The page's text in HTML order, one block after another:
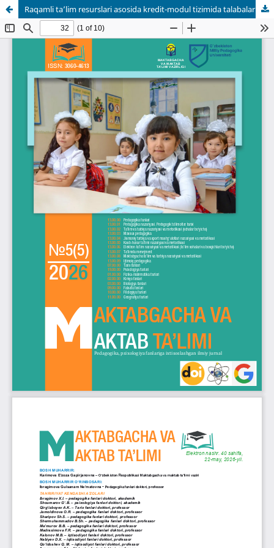
Raqamli ta’lim resurslari asosida kredit-modul tizimida talabalarning o‘quv faoliyatini takomillashtirish